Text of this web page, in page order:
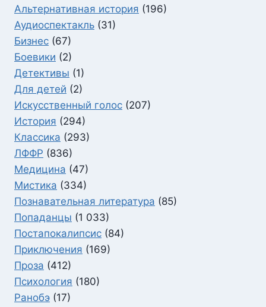
Альтернативная история (196)
Аудиоспектакль (31)
Бизнес (67)
Боевики (2)
Детективы (1)
Для детей (2)
Искусственный голос (207)
История (294)
Классика (293)
ЛФФР (836)
Медицина (47)
Мистика (334)
Познавательная литература (85)
Попаданцы (1 033)
Постапокалипсис (84)
Приключения (169)
Проза (412)
Психология (180)
Ранобэ (17)